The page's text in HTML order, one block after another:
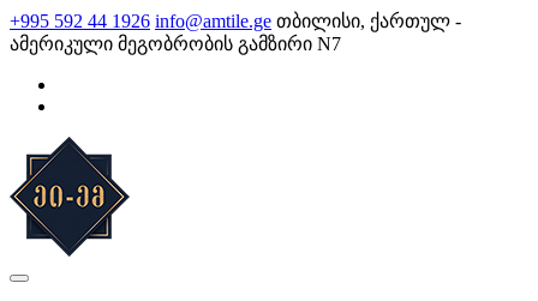
Skip
to
content
+995 592 44 1926 info@amtile.ge თბილისი, ქართულ -
ამერიკული მეგობრობის გამზირი N7